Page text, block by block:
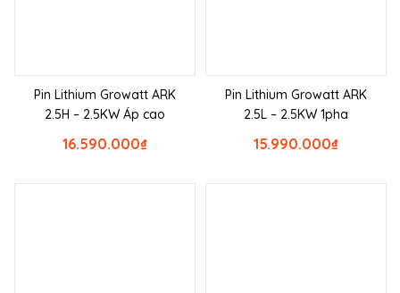
Pin Lithium Growatt ARK
2.5H – 2.5KW Áp cao
₫
16.590.000
Pin Lithium Growatt ARK
2.5L – 2.5KW 1pha
₫
15.990.000